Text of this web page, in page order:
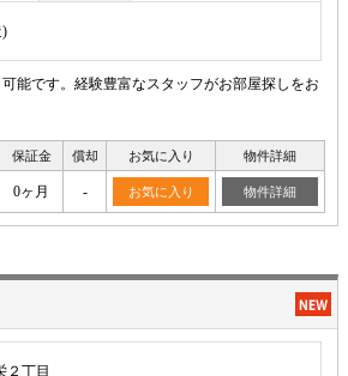
)
能です。経験豊富なスタッフがお部屋探しをお
保証金 償却 お気に入り 物件詳細
0ヶ月 - お気に入り 物件詳細
２丁目